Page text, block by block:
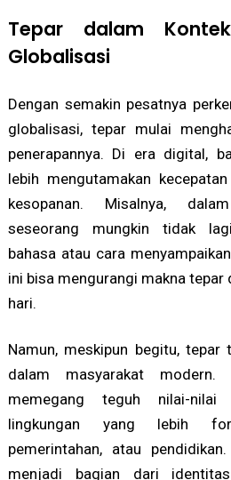
Tepar dalam
Globalisasi
Dengan semakin pesatnya
globalisasi, tepar mulai
penerapannya. Di era digital,
lebih mengutamakan
kesopanan. Misalnya,
seseorang mungkin tidak
bahasa atau cara
ini bisa mengurangi makna tepar
hari.
Namun, meskipun begitu, tepar
dalam masyarakat modern.
memegang teguh nilai-
lingkungan yang lebih
pemerintahan, atau
menjadi bagian dari